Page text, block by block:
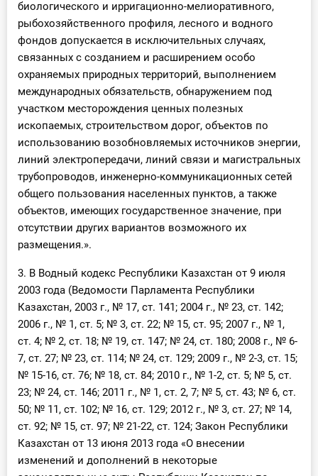
биологического и ирригационно-мелиоративного,
рыбохозяйственного профиля, лесного и водного
фондов допускается в исключительных случаях,
связанных с созданием и расширением особо
охраняемых природных территорий, выполнением
международных обязательств, обнаружением под
участком месторождения ценных полезных
ископаемых, строительством дорог, объектов по
использованию возобновляемых источников энергии,
линий электропередачи, линий связи и магистральных
трубопроводов, инженерно-коммуникационных сетей
общего пользования населенных пунктов, а также
объектов, имеющих государственное значение, при
отсутствии других вариантов возможного их
размещения.».
3. В Водный кодекс Республики Казахстан от 9 июля
2003 года (Ведомости Парламента Республики
Казахстан, 2003 г., № 17, ст. 141; 2004 г., № 23, ст. 142;
2006 г., № 1, ст. 5; № 3, ст. 22; № 15, ст. 95; 2007 г., № 1,
ст. 4; № 2, ст. 18; № 19, ст. 147; № 24, ст. 180; 2008 г., № 6-
7, ст. 27; № 23, ст. 114; № 24, ст. 129; 2009 г., № 2-3, ст. 15;
№ 15-16, ст. 76; № 18, ст. 84; 2010 г., № 1-2, ст. 5; № 5, ст.
23; № 24, ст. 146; 2011 г., № 1, ст. 2, 7; № 5, ст. 43; № 6, ст.
50; № 11, ст. 102; № 16, ст. 129; 2012 г., № 3, ст. 27; № 14,
ст. 92; № 15, ст. 97; № 21-22, ст. 124; Закон Республики
Казахстан от 13 июня 2013 года «О внесении
изменений и дополнений в некоторые